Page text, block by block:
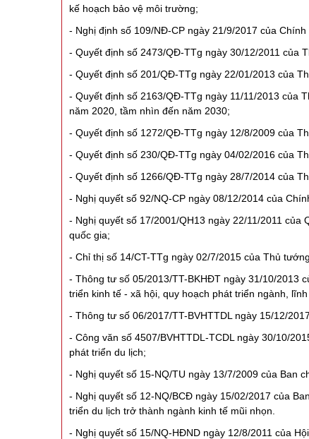
kế hoạch bảo vệ môi trường;
- Nghị định số 109/NĐ-CP ngày 21/9/2017 của
- Quyết định số 2473/QĐ-TTg ngày 30/12/2011 của
- Quyết định số 201/QĐ-TTg ngày 22/01/2013 của
- Quyết định số 2163/QĐ-TTg ngày 11/11/2013 của
năm 2020, tầm nhìn đến năm 2030;
- Quyết định số 1272/QĐ-TTg ngày 12/8/2009 của
- Quyết định số 230/QĐ-TTg ngày 04/02/2016 của
- Quyết định số 1266/QĐ-TTg ngày 28/7/2014 của
- Nghị quyết số 92/NQ-CP ngày 08/12/2014 của
- Nghị quyết số 17/2001/QH13 ngày 22/11/2011
quốc gia;
- Chỉ thị số 14/CT-TTg ngày 02/7/2015 của Thủ
- Thông tư số 05/2013/TT-BKHĐT ngày 31/10/2013
triển kinh tế - xã hội, quy hoạch phát triển ngành,
- Thông tư số 06/2017/TT-BVHTTDL ngày 15/12/
- Công văn số 4507/BVHTTDL-TCDL ngày 30/10/
phát triển du lịch;
- Nghị quyết số 15-NQ/TU ngày 13/7/2009 của Ban
- Nghị quyết số 12-NQ/BCĐ ngày 15/02/2017 của
triển du lịch trở thành ngành kinh tế mũi nhọn.
- Nghị quyết số 15/NQ-HĐND ngày 12/8/2011 của